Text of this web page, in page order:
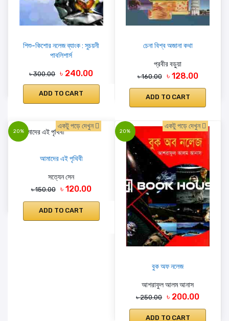
শিশু-কিশোর নলেজ ব্যাংক : সুচয়নী
পাবলিশার্স
৳ 300.00 ৳ 240.00
ADD TO CART
চেনা বিশ্ব অজানা কথা
প্রবীর বড়ুয়া
৳ 160.00 ৳ 128.00
ADD TO CART
20%
একটু পড়ে দেখুন
আমাদের এই পৃথিবী
সত্যেন সেন
৳ 150.00 ৳ 120.00
ADD TO CART
20%
একটু পড়ে দেখুন
বুক অফ নলেজ
আশরাফুল আলম আনাস
৳ 250.00 ৳ 200.00
ADD TO CART